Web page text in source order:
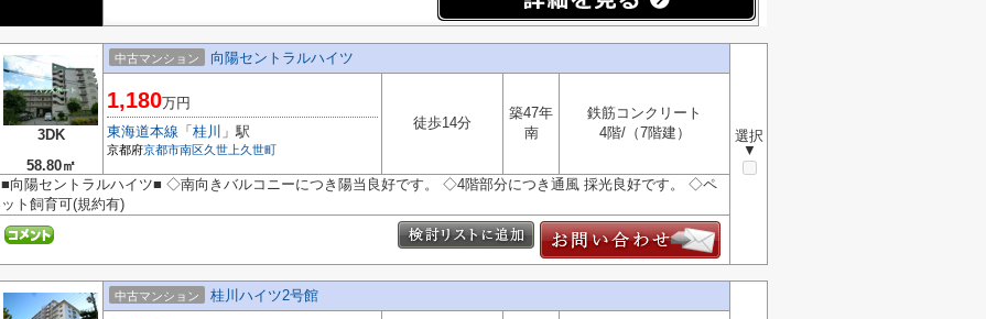
3DK
58.80㎡
中古マンション 向陽セントラルハイツ
選択
▼
1,180万円
東海道本線 「 桂川 」駅
京都府京都市南区久世上久世町
徒歩14分
築47年
南
鉄筋コンクリート
4階/（7階建）
■向陽セントラルハイツ■ ◇南向きバルコニーにつき陽当良好です。 ◇4階部分につき通風 採光良好です。 ◇ペ
ット飼育可(規約有)
中古マンション 桂川ハイツ2号館